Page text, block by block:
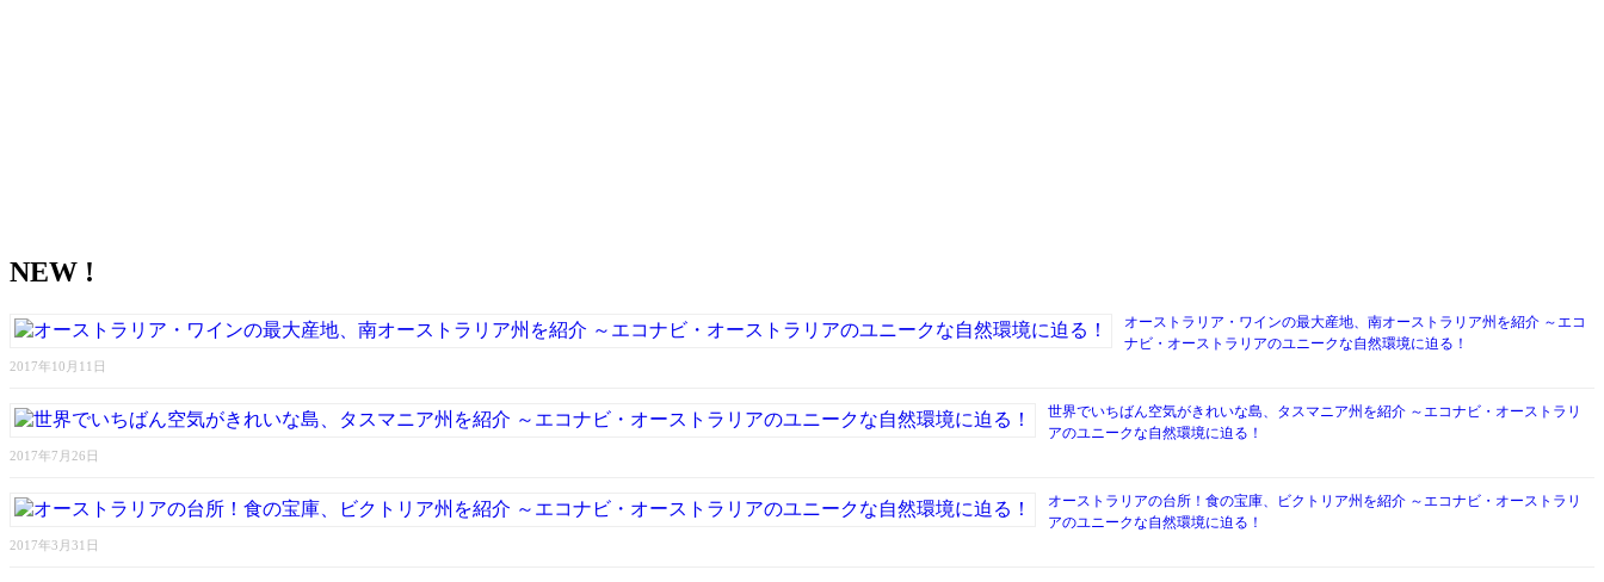
NEW !
オーストラリア・ワインの最大産地、南オーストラリア州を紹介 ～エコ
ナビ・オーストラリアのユニークな自然環境に迫る！
2017年10月11日
世界でいちばん空気がきれいな島、タスマニア州を紹介 ～エコナビ・オーストラリ
アのユニークな自然環境に迫る！
2017年7月26日
オーストラリアの台所！食の宝庫、ビクトリア州を紹介 ～エコナビ・オーストラリ
アのユニークな自然環境に迫る！
2017年3月31日